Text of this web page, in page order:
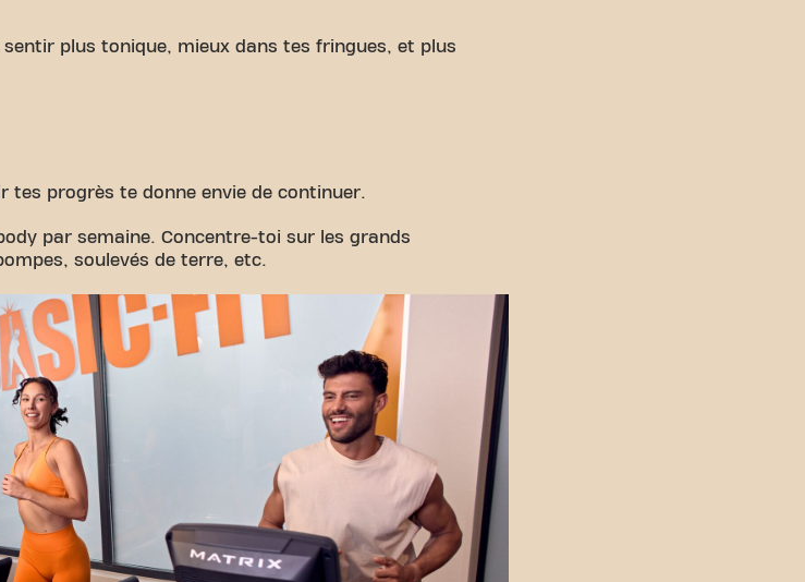
plus tonique, mieux dans tes fringues, et plus
tes progrès te donne envie de continuer.
par semaine. Concentre-toi sur les grands
soulevés de terre, etc.